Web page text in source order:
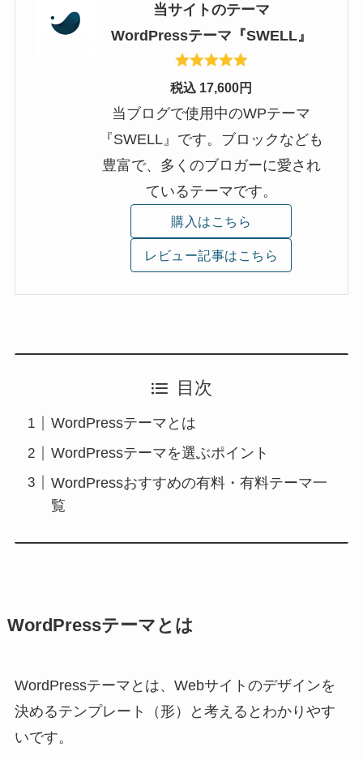
当サイトのテーマ
WordPressテーマ『SWELL』
税込 17,600円
当ブログで使用中のWPテーマ
『SWELL』です。ブロックなども
豊富で、多くのブロガーに愛され
ているテーマです。
購入はこちら
レビュー記事はこちら
目次
WordPressテーマとは
WordPressテーマを選ぶポイント
WordPressおすすめの有料・有料テーマ一
覧
WordPressテーマとは
WordPressテーマとは、Webサイトのデザインを
決めるテンプレート（形）と考えるとわかりやす
いです。